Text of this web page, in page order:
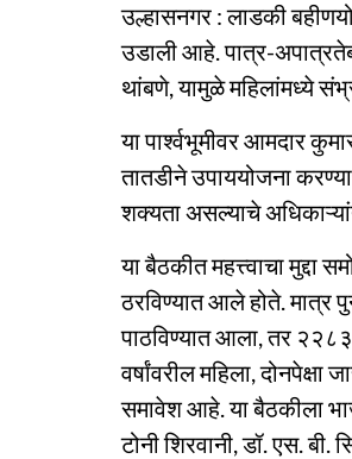
उल्हासनगर : लाडकी
उडाली आहे. पात्र-
थांबणे, यामुळे महिलांमध्ये
या पार्श्वभूमीवर आमदार
तातडीने उपाययोजना
शक्यता असल्याचे
या बैठकीत महत्त्वाचा
ठरविण्यात आले होते. मात्र
पाठविण्यात आला, तर
वर्षांवरील महिला,
समावेश आहे. या बैठकीला
टोनी शिरवानी, डॉ. एस.